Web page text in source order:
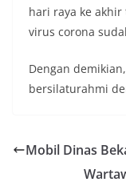
hari raya ke
virus corona
Dengan
bersilaturahmi
Mobil Dinas